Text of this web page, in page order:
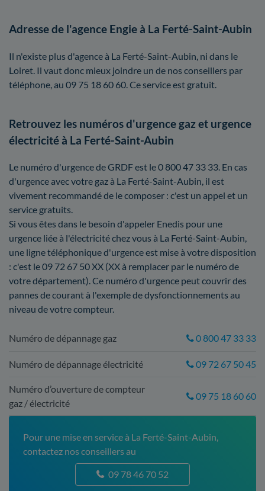
Adresse de l'agence Engie à La Ferté-Saint-Aubin
Il n'existe plus d'agence à La Ferté-Saint-Aubin, ni dans le
Loiret. Il vaut donc mieux joindre un de nos conseillers par
téléphone, au 09 75 18 60 60. Ce service est gratuit.
Retrouvez les numéros d'urgence gaz et urgence
électricité à La Ferté-Saint-Aubin
Le numéro d'urgence de GRDF est le 0 800 47 33 33. En cas
d'urgence avec votre gaz à La Ferté-Saint-Aubin, il est
vivement recommandé de le composer : c'est un appel et un
service gratuits.
Si vous êtes dans le besoin d'appeler Enedis pour une
urgence liée à l'électricité chez vous à La Ferté-Saint-Aubin,
une ligne téléphonique d'urgence est mise à votre disposition
: c'est le 09 72 67 50 XX (XX à remplacer par le numéro de
votre département). Ce numéro d'urgence peut couvrir des
pannes de courant à l'exemple de dysfonctionnements au
niveau de votre compteur.
Numéro de dépannage gaz 0 800 47 33 33
Numéro de dépannage électricité 09 72 67 50 45
Numéro d’ouverture de compteur
gaz / électricité
09 75 18 60 60
Pour une mise en service à La Ferté-Saint-Aubin,
contactez nos conseillers au
09 78 46 70 52